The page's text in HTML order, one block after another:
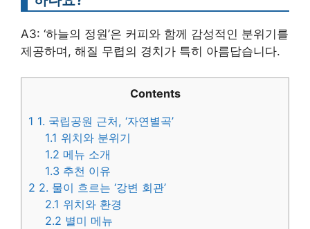
A3: ‘하늘의 정원’은 커피와 함께 감성적인 분위기를
제공하며, 해질 무렵의 경치가 특히 아름답습니다.
Contents
1 1. 국립공원 근처, ‘자연별곡’
1.1 위치와 분위기
1.2 메뉴 소개
1.3 추천 이유
2 2. 물이 흐르는 ‘강변 회관’
2.1 위치와 환경
2.2 별미 메뉴